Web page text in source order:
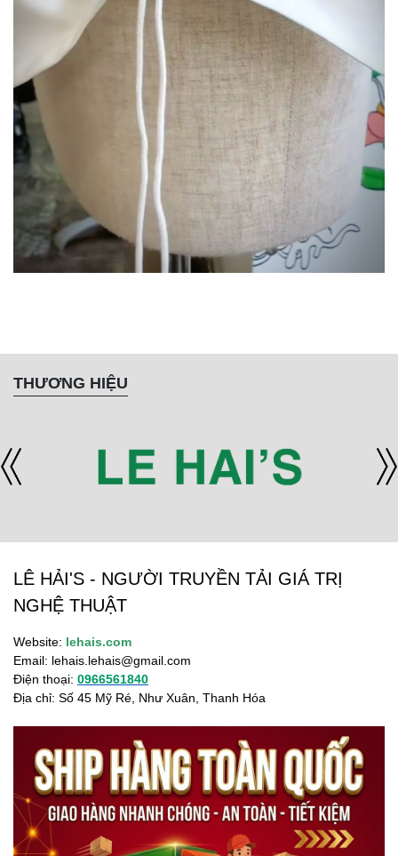
THƯƠNG HIỆU
LÊ HẢI'S - NGƯỜI TRUYỀN TẢI GIÁ TRỊ
NGHỆ THUẬT
Website: lehais.com
Email: lehais.lehais@gmail.com
Điện thoại: 0966561840
Địa chỉ: Số 45 Mỹ Ré, Như Xuân, Thanh Hóa